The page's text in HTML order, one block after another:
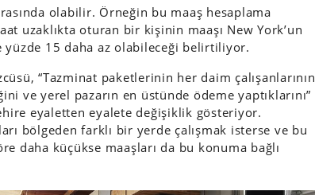
olabilir. Örneğin bu maaş hesaplama
uzaklıkta oturan bir kişinin maaşı New York’un
yüzde 15 daha az olabileceği belirtiliyor.
“Tazminat paketlerinin her daim çalışanlarının
ve yerel pazarın en üstünde ödeme yaptıklarını”
eyaletten eyalete değişiklik gösteriyor.
bölgeden farklı bir yerde çalışmak isterse ve bu
daha küçükse maaşları da bu konuma bağlı